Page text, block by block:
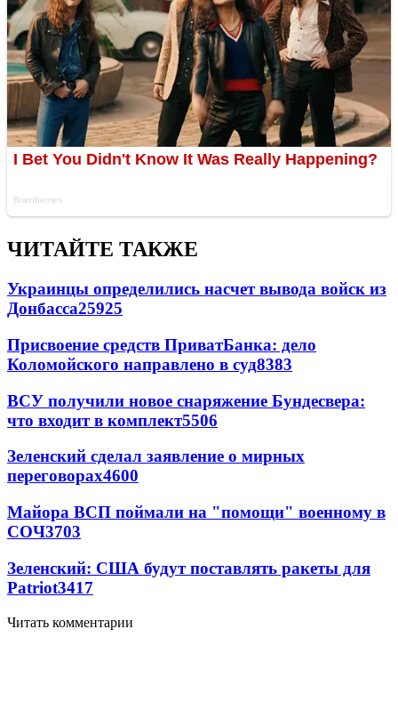
ЧИТАЙТЕ ТАКЖЕ
Украинцы определились насчет вывода войск из
Донбасса25925
Присвоение средств ПриватБанка: дело
Коломойского направлено в суд8383
ВСУ получили новое снаряжение Бундесвера:
что входит в комплект5506
Зеленский сделал заявление о мирных
переговорах4600
Майора ВСП поймали на "помощи" военному в
СОЧ3703
Зеленский: США будут поставлять ракеты для
Patriot3417
Читать комментарии